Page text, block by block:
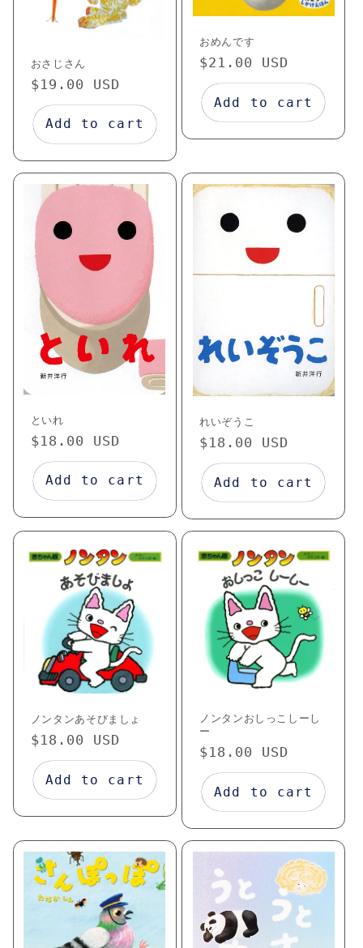
おさじさん
Regular
price
$19.00 USD
Add to cart
おめんです
Regular
price
$21.00 USD
Add to cart
といれ
Regular
price
$18.00 USD
Add to cart
れいぞうこ
Regular
price
$18.00 USD
Add to cart
ノンタンあそびましょ
Regular
price
$18.00 USD
Add to cart
ノンタンおしっこしーし
ー
Regular
price
$18.00 USD
Add to cart